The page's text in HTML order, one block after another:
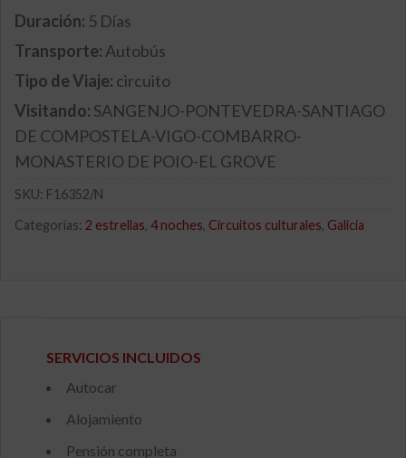
Duración: 5 Días
Transporte: Autobús
Tipo de Viaje: circuito
Visitando: SANGENJO-PONTEVEDRA-SANTIAGO
DE COMPOSTELA-VIGO-COMBARRO-
MONASTERIO DE POIO-EL GROVE
SKU: F16352/N
Categorías: 2 estrellas, 4 noches, Circuitos culturales, Galicia
SERVICIOS INCLUIDOS
Autocar
Alojamiento
Pensión completa